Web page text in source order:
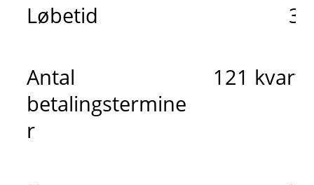
Løbetid
Antal
betalingstermine
r
121